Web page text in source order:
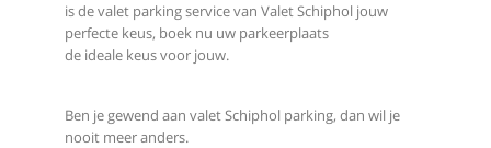
is de valet parking service van Valet Schiphol jouw
perfecte keus, boek nu uw parkeerplaats
de ideale keus voor jouw.
Ben je gewend aan valet Schiphol parking, dan wil je
nooit meer anders.